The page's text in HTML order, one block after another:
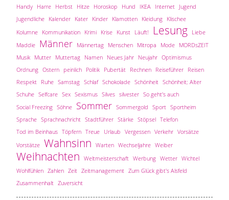
Handy Harre Herbst Hitze Horoskop Hund IKEA Internet Jugend
Jugendliche Kalender Kater Kinder Klamotten Kleidung Klischee
Kolumne Kommunikation Krimi Krise Kunst Läuft! Lesung Liebe
Maddie Männer Männertag Menschen Mitropa Mode MORDsZEIT
Musik Mutter Muttertag Namen Neues Jahr Neujahr Optimismus
Ordnung Ostern peinlich Politik Pubertät Rechnen Reiseführer Reisen
Respekt Ruhe Samstag Schlaf Schokolade Schönheit Schönheit; Alter
Schuhe Selfcare Sex Sexismus Silves silvester So geht's auch
Social Freezing Söhne Sommer Sommergold Sport Sportheim
Sprache Sprachnachricht Stadtführer Stärke Stöpsel Telefon
Tod im Beinhaus Töpfern Treue Urlaub Vergessen Verkehr Vorsätze
Vorstätze Wahnsinn Warten Wechseljahre Weiber
Weihnachten Weltmeisterschaft Werbung Wetter Wichtel
Wohlfühlen Zahlen Zeit Zeitmanagement Zum Glück gibt's Alsfeld
Zusammenhalt Zuversicht